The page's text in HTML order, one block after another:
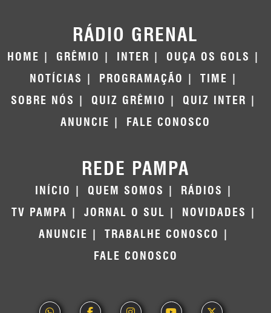
RÁDIO GRENAL
HOME GRÊMIO INTER
OUÇA OS GOLS
NOTÍCIAS
PROGRAMAÇÃO
TIME
SOBRE NÓS
QUIZ GRÊMIO
QUIZ INTER
ANUNCIE
FALE CONOSCO
REDE PAMPA
INÍCIO QUEM SOMOS
RÁDIOS
TV PAMPA
JORNAL O SUL
NOVIDADES
ANUNCIE
TRABALHE CONOSCO
FALE CONOSCO